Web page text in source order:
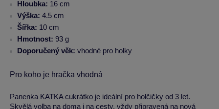
Hloubka: 16 cm
Výška: 4.5 cm
Šířka: 10 cm
Hmotnost: 93 g
Doporučený věk: vhodné pro holky
Pro koho je hračka vhodná
Panenka KATKA cukrátko je ideální pro holčičky od 3 let.
Skvělá volba na doma i na cesty, vždy připravená na nová